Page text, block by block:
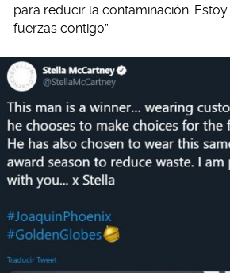
para reducir la contaminación.
fuerzas contigo”.